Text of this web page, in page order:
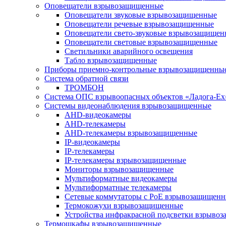
Оповещатели взрывозащищенные
Оповещатели звуковые взрывозащищенные
Оповещатели речевые взрывозащищенные
Оповещатели свето-звуковые
Оповещатели световые взрывозащищенные
Светильники аварийного освещения
Табло взрывозащищенные
Приборы приемно-контрольные
Система обратной связи
ТРОМБОН
Система ОПС взрывоопасных объектов «Ладога-
Системы видеонаблюдения взрывозащищенные
AHD-видеокамеры
AHD-телекамеры
AHD-телекамеры взрывозащищенные
IP-видеокамеры
IP-телекамеры
IP-телекамеры взрывозащищенные
Мониторы взрывозащищенные
Мультиформатные видеокамеры
Мультиформатные телекамеры
Сетевые коммутаторы с РоЕ
Термокожухи взрывозащищенные
Устройства инфракрасной подсветки
Термошкафы взрывозащищенные